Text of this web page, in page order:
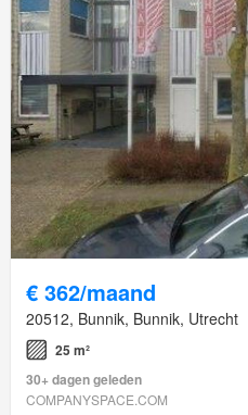
€ 362/maand
20512, Bunnik, Bunnik, Utrecht
25 m²
30+ dagen geleden
COMPANYSPACE.COM